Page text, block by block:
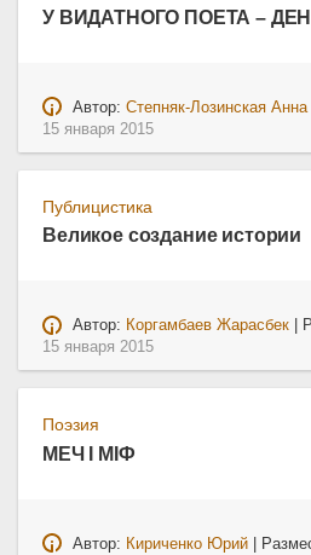
У ВИДАТНОГО ПОЕТА –
Автор:Степняк-Лозинская Анна
15 января 2015
Публицистика
Великое создание истории
Автор: Коргамбаев Жарасбек |
15 января 2015
Поэзия
МЕЧ І МІФ
Автор: Кириченко Юрий |